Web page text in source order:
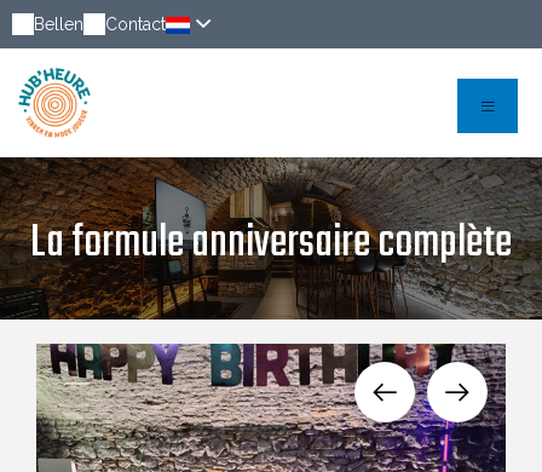
Bellen Contact
La formule anniversaire complète